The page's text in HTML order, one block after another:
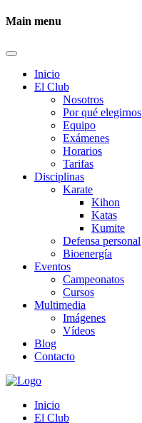
Main menu
Inicio
El Club
Nosotros
Por qué elegirnos
Equipo
Exámenes
Horarios
Tarifas
Disciplinas
Karate
Kihon
Katas
Kumite
Defensa personal
Bioenergía
Eventos
Campeonatos
Cursos
Multimedia
Imágenes
Vídeos
Blog
Contacto
Inicio
El Club